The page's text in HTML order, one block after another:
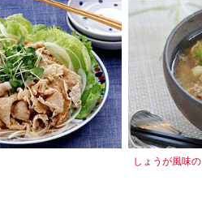
しょうが風味